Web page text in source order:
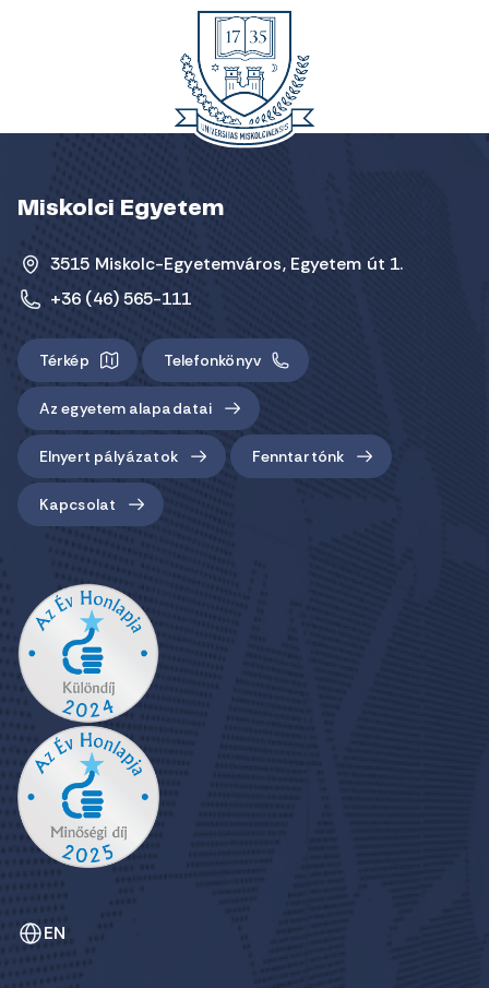
Miskolci Egyetem
3515 Miskolc-Egyetemváros, Egyetem út 1.
+36 (46) 565-111
Térkép Telefonkönyv
Az egyetem alapadatai
Elnyert pályázatok Fenntartónk
Kapcsolat
EN